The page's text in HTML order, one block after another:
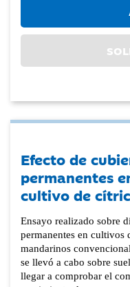
Efecto de
permanentes
cultivo de
Ensayo realizado sobre
permanentes en cultivos
mandarinos
se llevó a cabo sobre
llegar a comprobar el